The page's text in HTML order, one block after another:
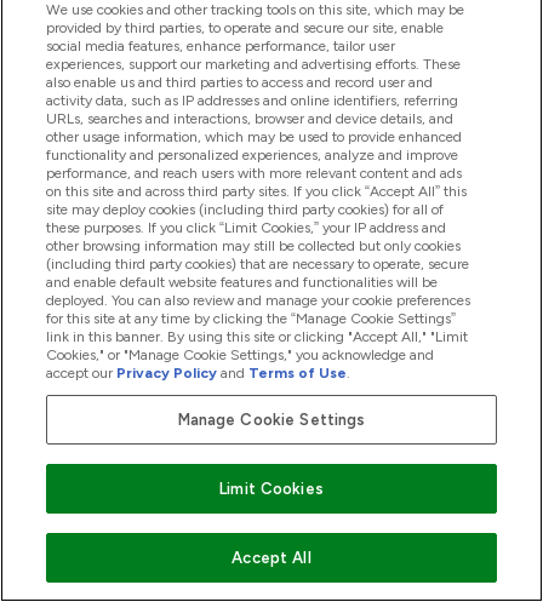
Jennifer
Blow
作成者
ジェニファー・ブロウ（Jennifer
Blow）はマイプロテインの編集者で、
UKVRN*登録の栄養士としてキャリア
を始めたばかり。栄養科学の学士号と
栄養学の修士号を保有。現在は、スポ
ーツサプリメントの健康・フィットネ
づいた調査・研究を行なっています。
*UKVRN：英国における栄養士の登記
簿。登録には高い専門性と能力が必
要。
また、エクササイズや健康的なライフ
スタイルのための栄養科学を専門とし
We use cookies and other tracking tools on this site, which may be
provided by third parties, to operate and secure our site, enable
social media features, enhance performance, tailor user
experiences, support our marketing and advertising efforts. These
also enable us and third parties to access and record user and
activity data, such as IP addresses and online identifiers, referring
URLs, searches and interactions, browser and device details, and
other usage information, which may be used to provide enhanced
functionality and personalized experiences, analyze and improve
performance, and reach users with more relevant content and ads
on this site and across third party sites. If you click “Accept All” this
site may deploy cookies (including third party cookies) for all of
these purposes. If you click “Limit Cookies,” your IP address and
other browsing information may still be collected but only cookies
(including third party cookies) that are necessary to operate, secure
and enable default website features and functionalities will be
deployed. You can also review and manage your cookie preferences
for this site at any time by clicking the “Manage Cookie Settings”
link in this banner. By using this site or clicking "Accept All," "Limit
Cookies," or "Manage Cookie Settings," you acknowledge and
accept our Privacy Policy and Terms of Use.
Manage Cookie Settings
Limit Cookies
Accept All